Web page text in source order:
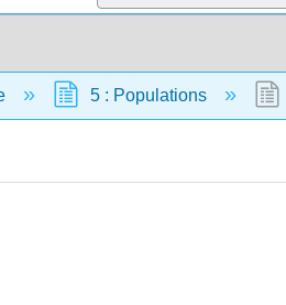
5 : Populations